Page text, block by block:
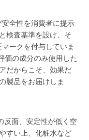
のですが、瓶の
付属の蓋を取
全性を消費者に提示
検査基準を設け、そ
ークを付与していま
価の成分のみ使用した
だからこそ、効果だ
製品をお届けしま
反面、安定性が低く空
すい上、化粧水など